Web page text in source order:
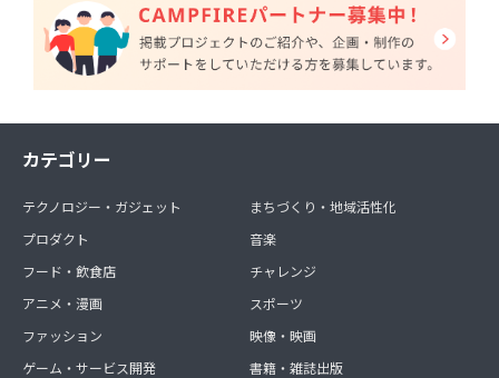
カテゴリー
テクノロジー・ガジェット
プロダクト
フード・飲食店
アニメ・漫画
ファッション
ゲーム・サービス開発
まちづくり・地域活性化
音楽
チャレンジ
スポーツ
映像・映画
書籍・雑誌出版